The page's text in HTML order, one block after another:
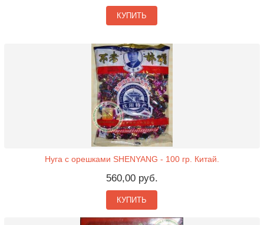
КУПИТЬ
Нуга с орешками SHENYANG - 100 гр. Китай.
560,00 руб.
КУПИТЬ